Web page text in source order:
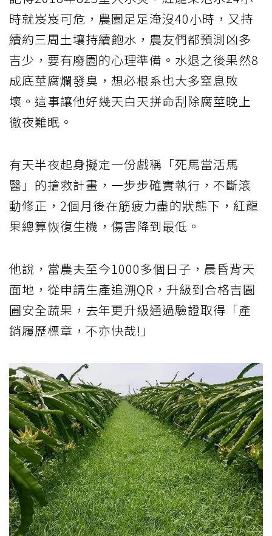
時就岌岌可危，農園足足淹沒40小時，又持
續約三周土壤持續飽水，農友們都預測凶多
吉少，要有廢園的心理準備。水退之後果然8
成底莖腐爛發臭，想必根系也大多窒息敗
壞。這事讓他好幾天白天拼命刮除腐莖晚上
徹夜難眠。
有天半夜起身擬定一份戲稱「死馬當活馬
醫」的搶救計畫，一步步確實執行，不斷滾
動修正，2個月後在筋疲力盡的狀態下，紅龍
果總算恢復生機，傷害降到最低。
他說，當農夫至今1000多個日子，晨昏背天
面地，從申請生產追溯QR，升級到合格吉園
圃安全蔬果，去年更升級通過驗證取得「產
銷履歷標章，不亦快哉!」